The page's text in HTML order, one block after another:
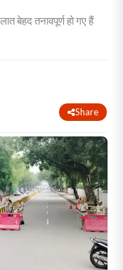
बेहद तनावपूर्ण हो गए हैं
Share